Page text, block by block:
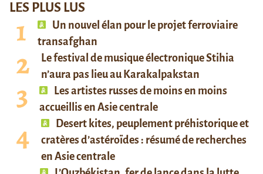
LES PLUS LUS
Un nouvel élan pour le projet ferroviaire
transafghan
Le festival de musique électronique Stihia
n’aura pas lieu au Karakalpakstan
Les artistes russes de moins en moins
accueillis en Asie centrale
Desert kites, peuplement préhistorique et
cratères d’astéroïdes : résumé de recherches
en Asie centrale